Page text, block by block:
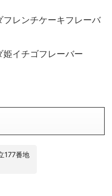
フレンチケーキフレーバ
姫イチゴフレーバー
177番地